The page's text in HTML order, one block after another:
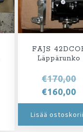
FAJS
Läppärunko
€170,00
€160,00
Lisää